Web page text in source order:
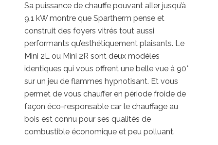
Sa puissance de chauffe pouvant aller jusqu’à
9,1 kW montre que Spartherm pense et
construit des foyers vitrés tout aussi
performants qu’esthétiquement plaisants. Le
Mini 2L ou Mini 2R sont deux modèles
identiques qui vous offrent une belle vue à 90°
sur un jeu de flammes hypnotisant. Et vous
permet de vous chauffer en période froide de
façon éco-responsable car le chauffage au
bois est connu pour ses qualités de
combustible économique et peu polluant.